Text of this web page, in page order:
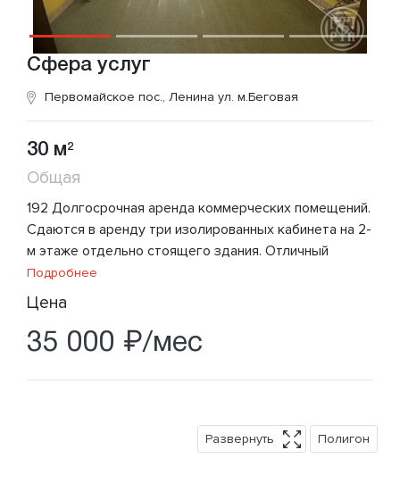
Сфера услуг
Первомайское пос., Ленина ул. м.Беговая
30 м2
Общая
192 Долгосрочная аренда коммерческих помещений.
Сдаются в аренду три изолированных кабинета на 2-
м этаже отдельно стоящего здания. Отличный
Подробнее
Цена
35 000 ₽/мес
Развернуть Полигон